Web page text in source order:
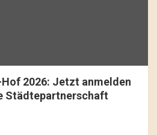
2026: Jetzt anmelden
Städtepartnerschaft